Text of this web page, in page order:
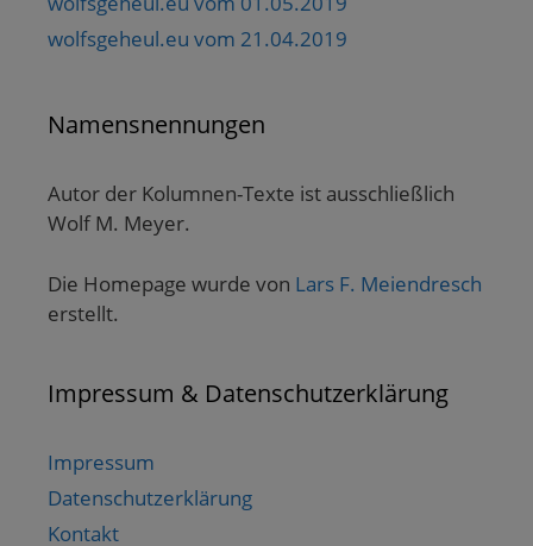
wolfsgeheul.eu vom 21.04.2019
Namensnennungen
Autor der Kolumnen-Texte ist ausschließlich
Wolf M. Meyer.
Die Homepage wurde von Lars F. Meiendresch
erstellt.
Impressum & Datenschutzerklärung
Impressum
Datenschutzerklärung
Kontakt